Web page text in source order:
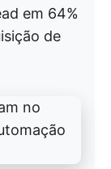
em 64%
de